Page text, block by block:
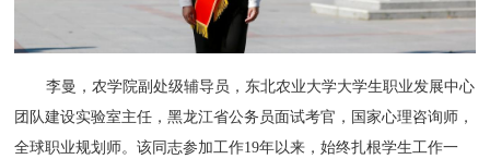
李曼，农学院副处级辅导员，东北农业大学大学生职业发展中心
团队建设实验室主任，黑龙江省公务员面试考官，国家心理咨询师，
全球职业规划师。该同志参加工作19年以来，始终扎根学生工作一